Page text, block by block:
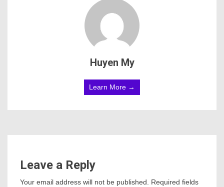
Huyen My
Learn More →
Leave a Reply
Your email address will not be published. Required fields